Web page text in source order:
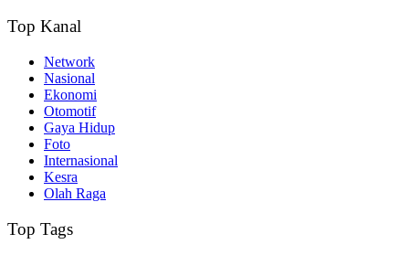
Top Kanal
Network
Nasional
Ekonomi
Otomotif
Gaya Hidup
Foto
Internasional
Kesra
Olah Raga
Top Tags